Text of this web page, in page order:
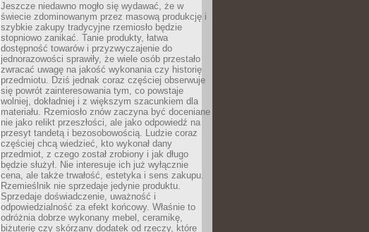
Jeszcze niedawno mogło się wydawać, że w
świecie zdominowanym przez masową produkcję i
szybkie zakupy tradycyjne rzemiosło będzie
stopniowo zanikać. Tanie produkty, łatwa
dostępność towarów i przyzwyczajenie do
jednorazowości sprawiły, że wiele osób przestało
zwracać uwagę na jakość wykonania czy historię
przedmiotu. Dziś jednak coraz częściej obserwuje
się powrót zainteresowania tym, co powstaje
wolniej, dokładniej i z większym szacunkiem dla
materiału. Rzemiosło znów zaczyna być doceniane
nie jako relikt przeszłości, ale jako odpowiedź na
przesyt tandetą i bezosobowością. Ludzie coraz
częściej chcą wiedzieć, kto wykonał dany
przedmiot, z czego został zrobiony i jak długo
będzie służył. Nie interesuje ich już wyłącznie
cena, ale także trwałość, estetyka i sens zakupu.
Rzemieślnik nie sprzedaje jedynie produktu.
Sprzedaje doświadczenie, uważność i
odpowiedzialność za efekt końcowy. Właśnie to
odróżnia dobrze wykonany mebel, ceramikę,
biżuterię czy skórzany dodatek od rzeczy, które